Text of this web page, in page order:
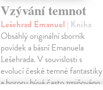
Vzývání temnot
Lešehrad Emanuel | Kniha
Obsáhlý originální sborník
povídek a básní Emanuela
Lešehrada. V souvislosti s
evolucí české temné fantastiky
a hororu bývá často zmiňováno